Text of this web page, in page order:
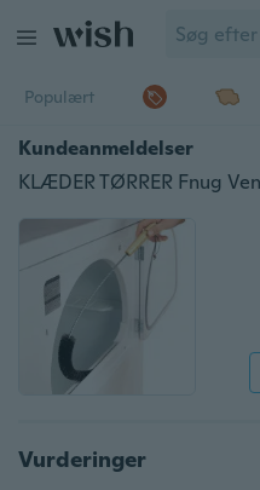
Populært
Kundeanmeldelser
Vurderinger